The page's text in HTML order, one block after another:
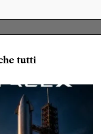
tutti